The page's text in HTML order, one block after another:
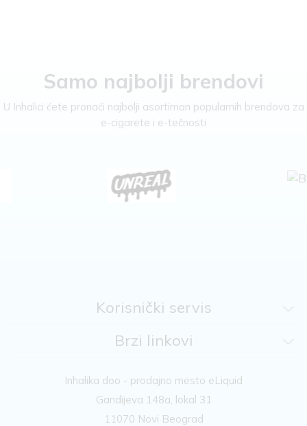
Samo najbolji brendovi
U Inhalici ćete pronaći najbolji asortiman popularnih brendova za
e-cigarete i e-tečnosti
Korisnički servis
Brzi linkovi
Inhalika doo - prodajno mesto eLiquid
Gandijeva 148a, lokal 31
11070 Novi Beograd